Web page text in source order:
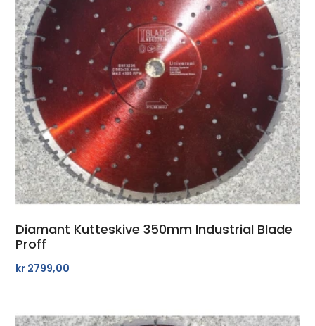
Diamant Kutteskive 350mm Industrial Blade
Proff
kr 2799,00